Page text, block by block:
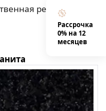
резка по
Рассрочка
0% на 12
месяцев